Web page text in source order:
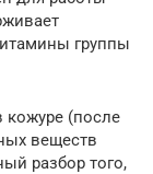
группы
кожуре (после
веществ
разбор того,